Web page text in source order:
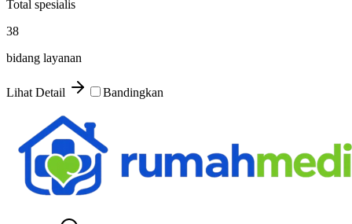
Total spesialis
38
bidang layanan
Lihat Detail Bandingkan